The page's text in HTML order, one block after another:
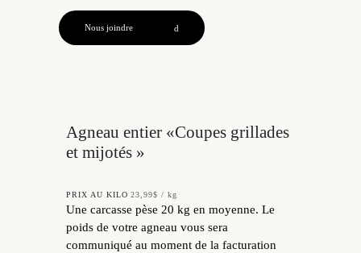
Nous joindre
Agneau entier «Coupes grillades
et mijotés »
PRIX AU KILO 23,99$ / kg
Une carcasse pèse 20 kg en moyenne. Le
poids de votre agneau vous sera
communiqué au moment de la facturation